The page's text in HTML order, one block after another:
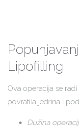
Lipofilling
Ova operacija se
povratila jedrina i
Dužina